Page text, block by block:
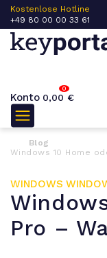
Kostenlose Hotline
+49 80 00 00 33 61
Konto
0
0,00 €
Blog
Windows 10 Home
WINDOWS
Pro –